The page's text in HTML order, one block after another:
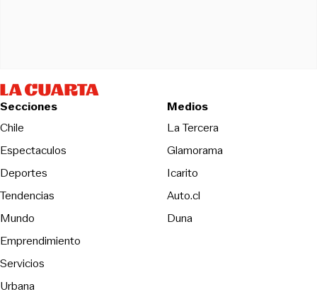
Secciones
Chile
Espectaculos
Deportes
Tendencias
Mundo
Emprendimiento
Servicios
Urbana
Medios
La TerceraOpens in new
Glamorama
Icarito
Auto.cl
DunaOpens in new window